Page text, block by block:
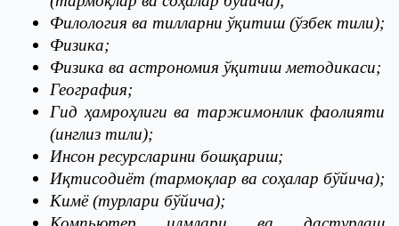
Филология ва тилларни ўқитиш (ўзбек тили);
Физика;
Физика ва астрономия ўқитиш методикаси;
География;
Гид ҳамроҳлиги ва таржимонлик фаолияти
(инглиз тили);
Инсон ресурсларини бошқариш;
Иқтисодиёт (тармоқлар ва соҳалар бўйича);
Кимё (турлари бўйича);